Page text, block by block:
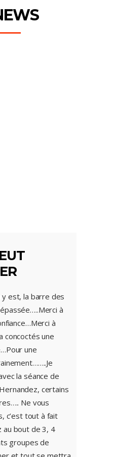
est, la barre des
à
à
concoctés une
une
la séance de
certains
Ne vous
c’est tout à fait
au bout de 3, 4
groupes de